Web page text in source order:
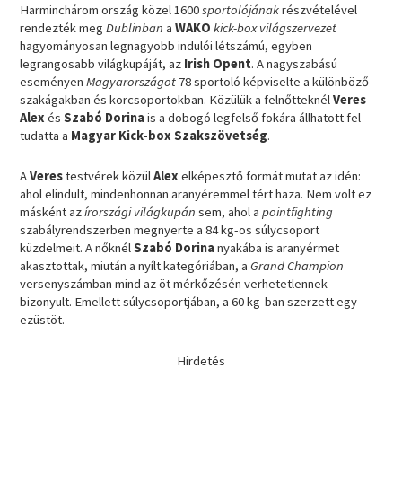
Harminchárom ország közel 1600sportolójánakrészvételével
rendezték megDublinban aWAKO kick-box világszervezet
hagyományosan legnagyobb indulói létszámú, egyben
legrangosabb világkupáját, az Irish Opent. A nagyszabású
eseményenMagyarországot 78 sportoló képviselte a különböző
szakágakban és korcsoportokban. Közülük a felnőtteknélVeres
Alex ésSzabó Dorinais a dobogó legfelső fokára állhatott fel –
tudatta a Magyar Kick-box Szakszövetség.
AVerestestvérek közülAlex elképesztő formát mutat az idén:
ahol elindult, mindenhonnan aranyéremmel tért haza. Nem volt ez
másként azírországi világkupán sem, ahol apointfighting
szabályrendszerben megnyerte a 84 kg-os súlycsoport
küzdelmeit. A nőknélSzabó Dorinanyakába is aranyérmet
akasztottak, miután a nyílt kategóriában, aGrand Champion
versenyszámban mind az öt mérkőzésén verhetetlennek
bizonyult. Emellett súlycsoportjában, a 60 kg-ban szerzett egy
ezüstöt.
Hirdetés